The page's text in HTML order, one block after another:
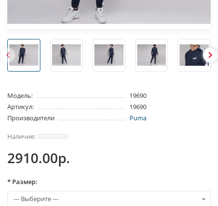
Модель:
19690
Артикул:
19690
Производители
Puma
2910.00р.
* Размер: